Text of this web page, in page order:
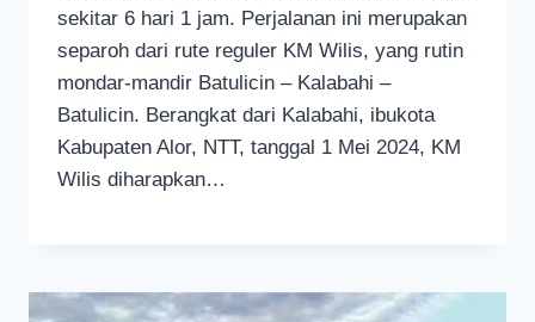
sekitar 6 hari 1 jam. Perjalanan ini merupakan
separoh dari rute reguler KM Wilis, yang rutin
mondar-mandir Batulicin – Kalabahi –
Batulicin. Berangkat dari Kalabahi, ibukota
Kabupaten Alor, NTT, tanggal 1 Mei 2024, KM
Wilis diharapkan…